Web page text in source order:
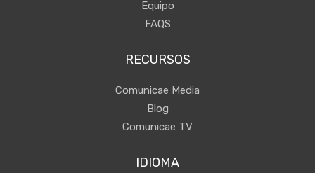
Equipo
FAQS
RECURSOS
Comunicae Media
Blog
Comunicae TV
IDIOMA